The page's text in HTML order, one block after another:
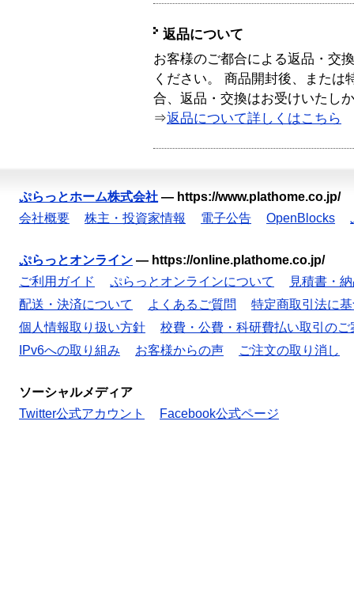
返品について
お客様のご都合による返品・交
ください。 商品開封後、または
合、返品・交換はお受けいたし
⇒返品について詳しくはこちら
ぷらっとホーム株式会社 — https://www.plathome.co.jp/
会社概要
株主・投資家情報 電子公告 OpenBlocks
ぷらっとオンライン — https://online.plathome.co.jp/
ご利用ガイド
ぷらっとオンラインについて
見積書・
配送・決済について
よくあるご質問
特定商取引法に
個人情報取り扱い方針
校費・公費・科研費払い取引のご
IPv6への取り組み
お客様からの声 ご注文の取り消し
ソーシャルメディア
Twitter公式アカウント
Facebook公式ページ